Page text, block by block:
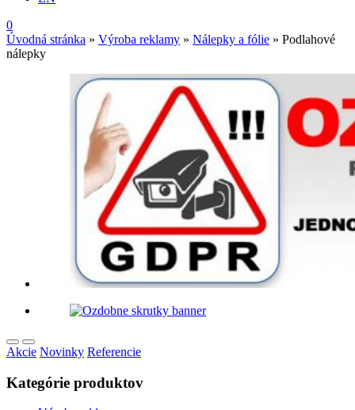
0
Úvodná stránka » Výroba reklamy » Nálepky a fólie » Podlahové
nálepky
Akcie Novinky Referencie
Kategórie produktov